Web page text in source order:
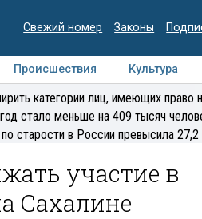
Свежий номер Законы
Происшествия Культура
Интервью
категории лиц, имеющих право
стало меньше на 409 тысяч
старости в России превысила 27,2
участие в
Сахалине